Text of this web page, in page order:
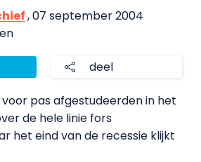
, 07 september 2004
deel
pas afgestudeerden in het
de hele linie fors
het eind van de recessie klijkt